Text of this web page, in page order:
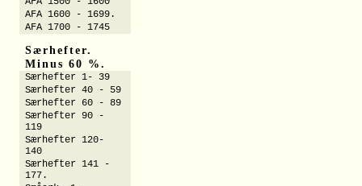
AFA 1600 - 1699.
AFA 1700 - 1745
Særhefter.
Minus 60 %.
Særhefter 1- 39
Særhefter 40 - 59
Særhefter 60 - 89
Særhefter 90 -
119
Særhefter 120-
140
Særhefter 141 -
177.